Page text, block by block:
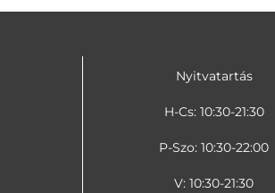
Nyitvatartás
H-Cs: 10:30-21:30
P-Szo: 10:30-22:00
V: 10:30-21:30